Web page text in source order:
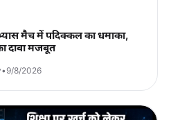
मैच में पदिक्कल का धमाका,
दावा मजबूत
•9/8/2026